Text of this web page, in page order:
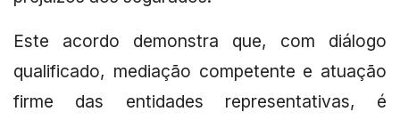
Este acordo demonstra que, com diálogo
qualificado, mediação competente e atuação
firme das entidades representativas, é